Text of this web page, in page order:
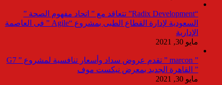
“Radix Development” تتعاقد مع ” اتحاد مفهوم الصحة ”
السعودية لإدارة القطاع الطبى بمشروع “Agile ” فى العاصمة
الإدارية
مايو 30, 2021
” marcon ” تقدم عروض سداد وأسعار تنافسية لمشروع ” G7
” القاهرة الجديد بمعرض نيكست موف
مايو 30, 2021